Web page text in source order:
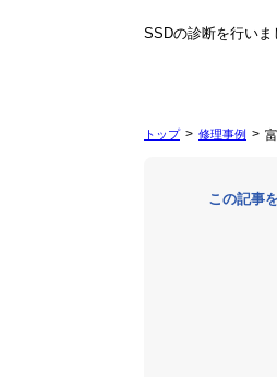
SSDの診断を行いま
トップ 修理事例
この記事